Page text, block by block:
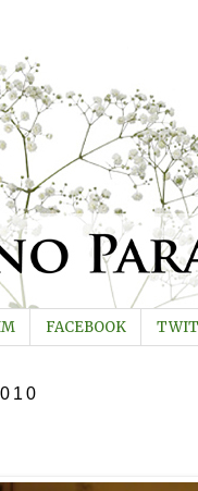
FACEBOOK